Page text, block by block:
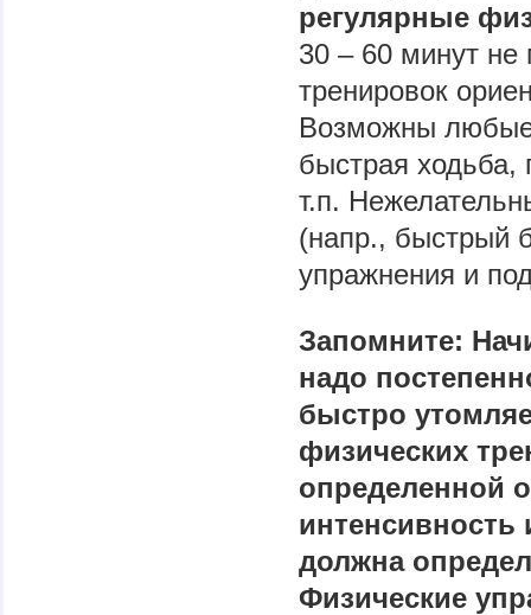
регулярные
30 – 60 минут
тренировок
Возможны любые
быстрая ходьба,
т.п.
(напр., быстрый
упражнения и
Запомните:
надо
быстро
физических
определенной
интенсивность
должна
Физические